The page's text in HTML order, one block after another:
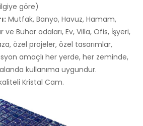
göre)
Mutfak, Banyo, Havuz, Hamam,
Buhar odaları, Ev, Villa, Ofis, İşyeri,
özel projeler, özel tasarımlar,
amaçlı her yerde, her zeminde,
kullanıma uygundur.
Kristal Cam.